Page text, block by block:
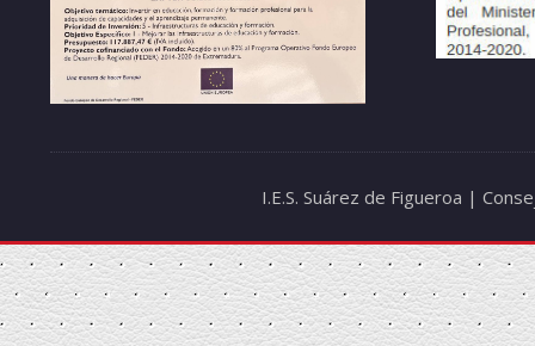
I.E.S. Suárez de Figueroa |